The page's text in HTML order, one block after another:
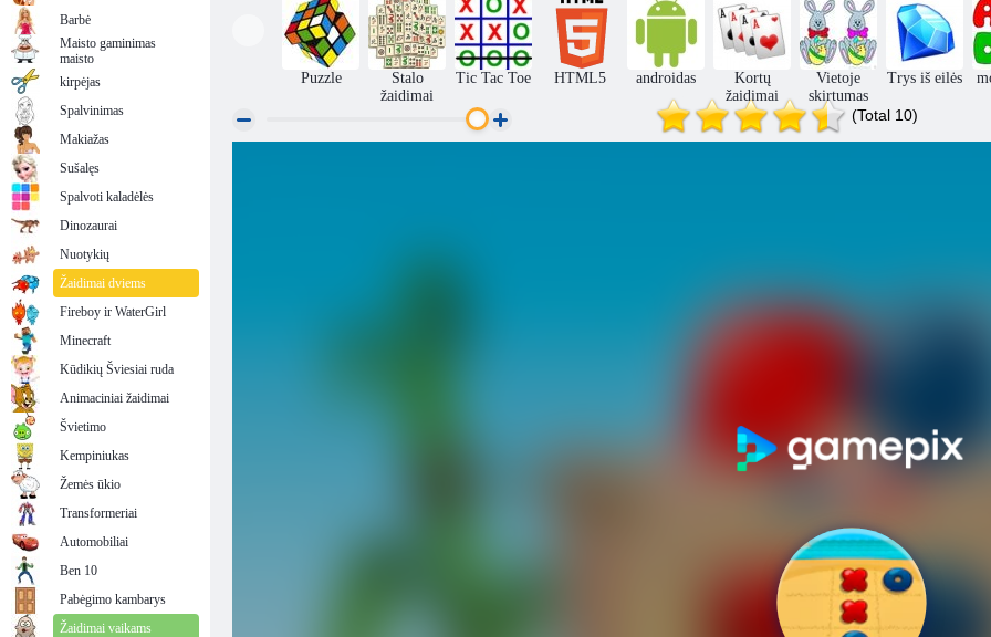
„Tic Tac Toe“
galaktikos mūšis
Tic Tac Toe
sujungimas
Linksmas Tic
Tac Toe
Puzzle
Stalo
žaidimai
Tic Tac Toe HTML5 androidas
Kortų
žaidimai
Vietoje
skirtumas
Trys iš eilės
(Total 10)
Barbė
Maisto gaminimas
maisto
kirpėjas
Spalvinimas
Makiažas
Sušalęs
Spalvoti kaladėlės
Dinozaurai
Nuotykių
Žaidimai dviems
Fireboy ir WaterGirl
Minecraft
Kūdikių Šviesiai ruda
Animaciniai žaidimai
Švietimo
Kempiniukas
Žemės ūkio
Transformeriai
Automobiliai
Ben 10
Pabėgimo kambarys
Žaidimai vaikams